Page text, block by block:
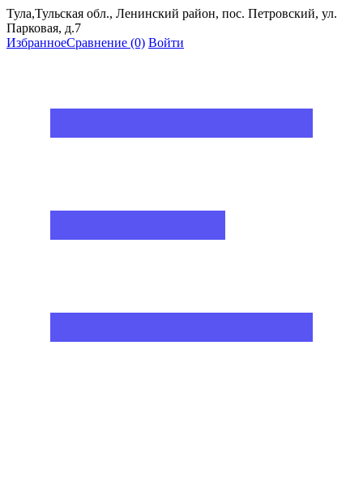
Тула,Тульская обл., Ленинский район, пос. Петровский, ул.
Парковая, д.7
ИзбранноеСравнение (0) Войти